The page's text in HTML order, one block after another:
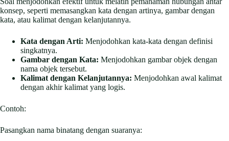
konsep, seperti memasangkan kata dengan artinya, gambar dengan
kata, atau kalimat dengan kelanjutannya.
Kata dengan Arti: Menjodohkan kata-kata dengan definisi
singkatnya.
Gambar dengan Kata: Menjodohkan gambar objek dengan
nama objek tersebut.
Kalimat dengan Kelanjutannya: Menjodohkan awal kalimat
dengan akhir kalimat yang logis.
Contoh:
Pasangkan nama binatang dengan suaranya: